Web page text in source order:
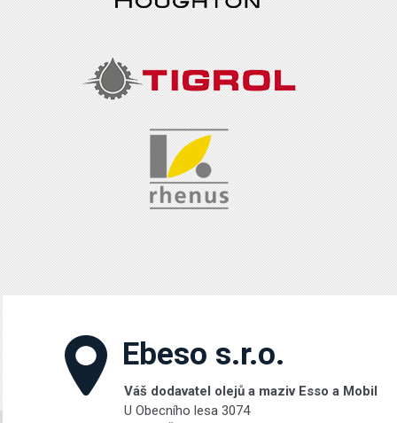
Ebeso s.r.o.
Váš dodavatel olejů a maziv Esso a Mobil
U Obecního lesa 3074